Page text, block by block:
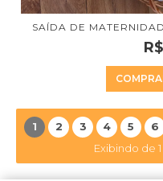
SAÍDA DE
1 2 3 4 5 6
Exibindo de